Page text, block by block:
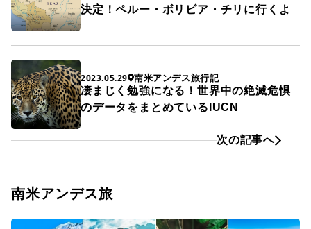
決定！ペルー・ボリビア・チリに行くよ
次の記事へ
2023.05.29 南米アンデス旅行記
凄まじく勉強になる！世界中の絶滅危惧
のデータをまとめているIUCN
南米アンデス旅